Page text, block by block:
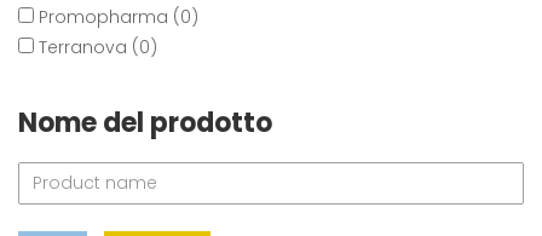
Promopharma (0)
Terranova (0)
Nome del prodotto